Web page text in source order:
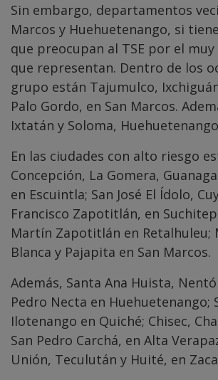
Sin embargo, departamentos
Marcos y Huehuetenango, si
que preocupan al TSE por el
que representan. Dentro de los
grupo están Tajumulco,
Palo Gordo, en San Marcos.
Ixtatán y Soloma,
En las ciudades con alto riesgo
Concepción, La Gomera,
en Escuintla; San José El Ídolo,
Francisco Zapotitlán, en
Martín Zapotitlán en Retalhuleu;
Blanca y Pajapita en San Marcos.
Además, Santa Ana Huista,
Pedro Necta en Huehuetenango;
Ilotenango en Quiché; Chisec,
San Pedro Carchá, en Alta
Unión, Teculután y Huité, en